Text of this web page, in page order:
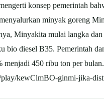
konsep pemerintah
minyak goreng
Minyakita mulai langka
diesel B35. Pemerintah
450 ribu ton per
kewClmBO-ginmi-jika-